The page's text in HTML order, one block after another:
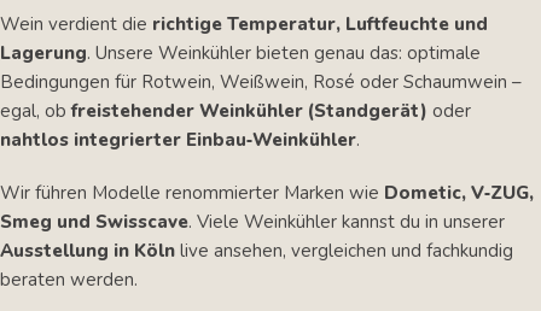
Wein verdient die richtige Temperatur, Luftfeuchte und
Lagerung. Unsere Weinkühler bieten genau das: optimale
Bedingungen für Rotwein, Weißwein, Rosé oder Schaumwein –
egal, obfreistehender Weinkühler (Standgerät) oder
nahtlos integrierter Einbau‑Weinkühler.
Wir führen Modelle renommierter Marken wie Dometic, V‑ZUG,
Smeg und Swisscave. Viele Weinkühler kannst du in unserer
Ausstellung in Köln live ansehen, vergleichen und fachkundig
beraten werden.